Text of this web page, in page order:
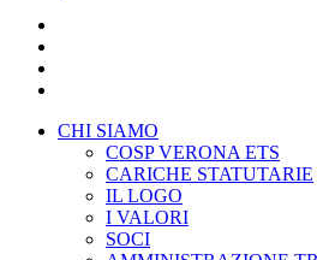
CHI SIAMO
COSP VERONA ETS
CARICHE STATUTARIE
IL LOGO
I VALORI
SOCI